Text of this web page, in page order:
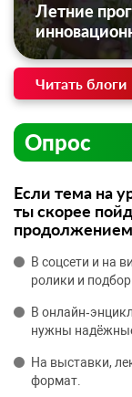
Летние
Читать блоги
Опрос
Если тема на
ты скорее
В соцсети и на
ролики и
В
нужны
На выставки,
формат.